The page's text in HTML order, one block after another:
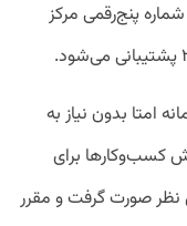
پنج‌رقمی مرکز
امتا بدون نیاز به
کسب‌وکارها برای
نظر صورت گرفت و مقرر